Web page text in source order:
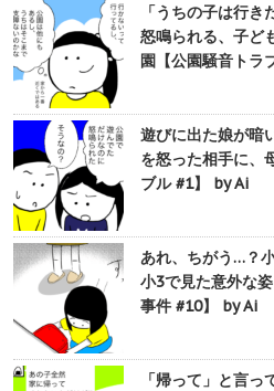
「うちの子は行
怒鳴られる、子ど
園【公園騒音トラ
遊びに出た娘が暗
を怒った相手に
ブル #1】 by Ai
あれ、ちがう…？
小3で見た意外な
事件 #10】 by Ai
「帰って」と言